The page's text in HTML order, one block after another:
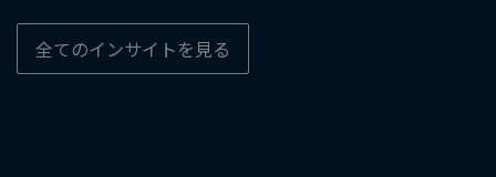
全ての​インサイトを​見る